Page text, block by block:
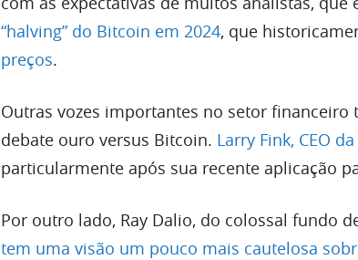
“halving” do Bitcoin em 2024, que
preços.
Outras vozes importantes no setor
debate ouro versus Bitcoin. Larry Fink, CEO
particularmente após sua recente aplicação
Por outro lado, Ray Dalio, do colossal fundo
tem uma visão um pouco mais cautelosa